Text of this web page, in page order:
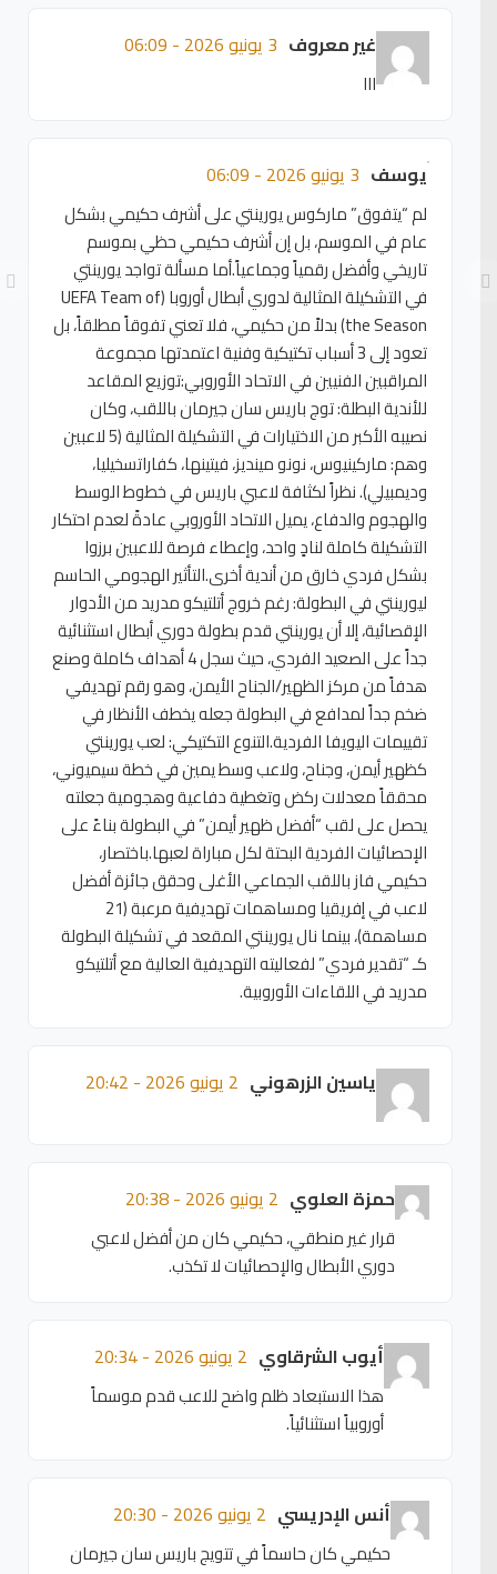
غير معروف 3 يونيو 2026 - 06:09
ااا
يوسف 3 يونيو 2026 - 06:09
لم “يتفوق” ماركوس يورينتي على أشرف حكيمي بشكل
عام في الموسم، بل إن أشرف حكيمي حظي بموسم
تاريخي وأفضل رقمياً وجماعياً.أما مسألة تواجد يورينتي
في التشكيلة المثالية لدوري أبطال أوروبا (UEFA Team of
the Season) بدلاً من حكيمي، فلا تعني تفوقاً مطلقاً، بل
تعود إلى 3 أسباب تكتيكية وفنية اعتمدتها مجموعة
المراقبين الفنيين في الاتحاد الأوروبي:توزيع المقاعد
للأندية البطلة: توج باريس سان جيرمان باللقب، وكان
نصيبه الأكبر من الاختيارات في التشكيلة المثالية (5 لاعبين
وهم: ماركينيوس، نونو مينديز، فيتينها، كفاراتسخيليا،
وديمبيلي). نظراً لكثافة لاعبي باريس في خطوط الوسط
والهجوم والدفاع، يميل الاتحاد الأوروبي عادةً لعدم احتكار
التشكيلة كاملة لنادٍ واحد، وإعطاء فرصة للاعبين برزوا
بشكل فردي خارق من أندية أخرى.التأثير الهجومي الحاسم
ليورينتي في البطولة: رغم خروج أتلتيكو مدريد من الأدوار
الإقصائية، إلا أن يورينتي قدم بطولة دوري أبطال استثنائية
جداً على الصعيد الفردي، حيث سجل 4 أهداف كاملة وصنع
هدفاً من مركز الظهير/الجناح الأيمن، وهو رقم تهديفي
ضخم جداً لمدافع في البطولة جعله يخطف الأنظار في
تقييمات اليويفا الفردية.التنوع التكتيكي: لعب يورينتي
كظهير أيمن، وجناح، ولاعب وسط يمين في خطة سيميوني،
محققاً معدلات ركض وتغطية دفاعية وهجومية جعلته
يحصل على لقب “أفضل ظهير أيمن” في البطولة بناءً على
الإحصائيات الفردية البحتة لكل مباراة لعبها.باختصار،
حكيمي فاز باللقب الجماعي الأغلى وحقق جائزة أفضل
لاعب في إفريقيا ومساهمات تهديفية مرعبة (21
مساهمة)، بينما نال يورينتي المقعد في تشكيلة البطولة
كـ “تقدير فردي” لفعاليته التهديفية العالية مع أتلتيكو
مدريد في اللقاءات الأوروبية.
ياسين الزرهوني 2 يونيو 2026 - 20:42
حمزة العلوي 2 يونيو 2026 - 20:38
قرار غير منطقي، حكيمي كان من أفضل لاعبي
دوري الأبطال والإحصائيات لا تكذب.
أيوب الشرقاوي 2 يونيو 2026 - 20:34
هذا الاستبعاد ظلم واضح للاعب قدم موسماً
أوروبياً استثنائياً.
أنس الإدريسي 2 يونيو 2026 - 20:30
حكيمي كان حاسماً في تتويج باريس سان جيرمان